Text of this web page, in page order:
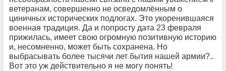
ветеранам, совершенно не осведомлённым о
циничных исторических подлогах. Это укоренившаяся
военная традиция. Да и попросту дата 23 февраля
прижилась, имеет свою огромную позитивную историю
и, несомненно, может быть сохранена. Но
выбрасывать более тысячи лет бытия нашей армии?..
Вот это уж действительно я не могу понять!